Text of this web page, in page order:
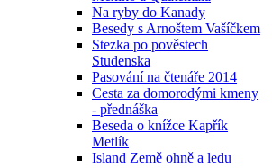
Na ryby do Kanady
Besedy s Arnoštem Vašíčkem
Stezka po pověstech
Studenska
Pasování na čtenáře 2014
Cesta za domorodými kmeny
- přednáška
Beseda o knížce Kapřík
Metlík
Island Země ohně a ledu